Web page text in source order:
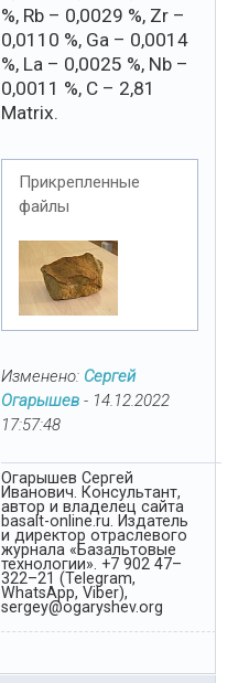
%, Rb – 0,0029 %, Zr –
0,0110 %, Ga – 0,0014
%, La – 0,0025 %, Nb –
0,0011 %, C – 2,81
Matrix.
Прикрепленные
файлы
Изменено: Сергей
Огарышев - 14.12.2022
17:57:48
Огарышев Сергей
Иванович. Консультант,
автор и владелец сайта
basalt-online.ru. Издатель
и директор отраслевого
журнала «Базальтовые
технологии». +7 902 47–
322–21 (Telegram,
WhatsApp, Viber),
sergey@ogaryshev.org